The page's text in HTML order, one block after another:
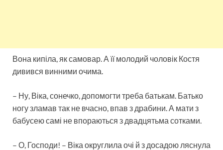
Вона кипіла, як самовар. А її молодий чоловік Костя
дивився винними очима.
– Ну, Віка, сонечко, допомогти треба батькам. Батько
ногу зламав так не вчасно, впав з драбини. А мати з
бабусею самі не впораються з двадцятьма сотками.
– О, Господи! – Віка округлила очі й з досадою ляснула